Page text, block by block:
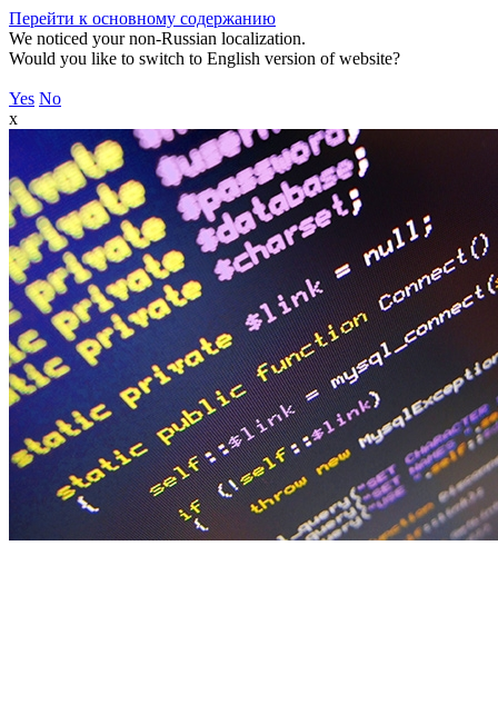
Перейти к основному содержанию
We noticed your non-Russian localization.
Would you like to switch to English version of website?
Yes No
x